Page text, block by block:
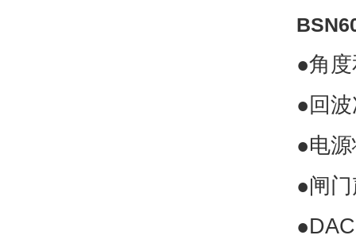
●角
●回
●电
●闸